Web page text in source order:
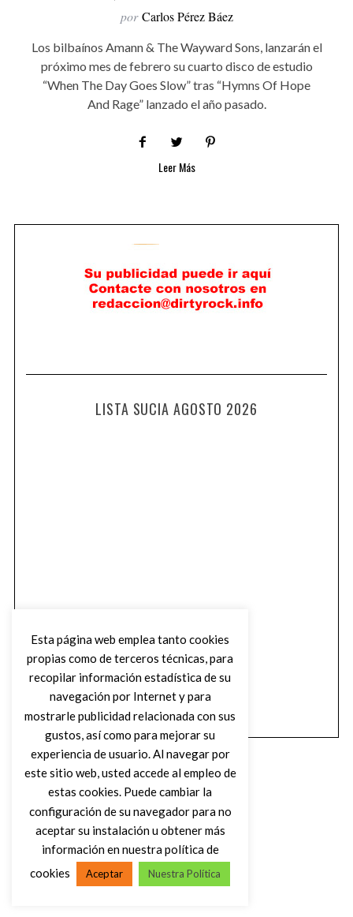
por Carlos Pérez Báez
Los bilbaínos Amann & The Wayward Sons, lanzarán el
próximo mes de febrero su cuarto disco de estudio
“When The Day Goes Slow” tras “Hymns Of Hope
And Rage” lanzado el año pasado.
Leer Más
LISTA SUCIA AGOSTO 2026
(C) DIRTY ROCK MAGAZINE
VOLVER AL INICIO
Esta página web emplea tanto cookies
propias como de terceros técnicas, para
recopilar información estadística de su
navegación por Internet y para
mostrarle publicidad relacionada con sus
gustos, así como para mejorar su
experiencia de usuario. Al navegar por
este sitio web, usted accede al empleo de
estas cookies. Puede cambiar la
configuración de su navegador para no
aceptar su instalación u obtener más
información en nuestra política de
cookies
Aceptar Nuestra Política